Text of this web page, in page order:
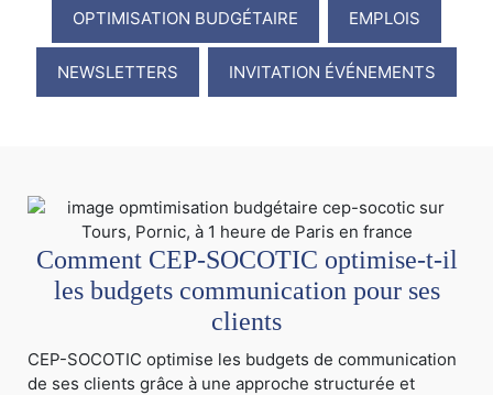
OPTIMISATION BUDGÉTAIRE EMPLOIS
NEWSLETTERS INVITATION ÉVÉNEMENTS
Comment CEP-SOCOTIC optimise-t-il
les budgets communication pour ses
clients
CEP-SOCOTIC optimise les budgets de communication
de ses clients grâce à une approche structurée et